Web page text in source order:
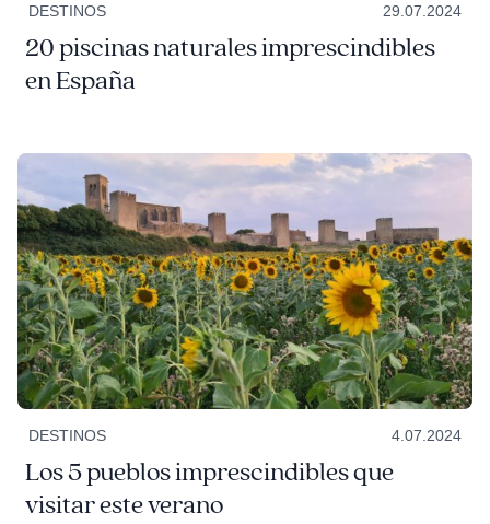
DESTINOS 29.07.2024
20 piscinas naturales imprescindibles
en España
DESTINOS 4.07.2024
Los 5 pueblos imprescindibles que
visitar este verano